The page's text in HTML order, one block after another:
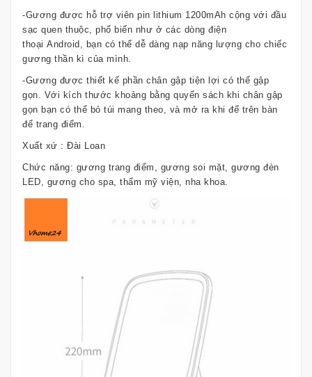
-Gương được hỗ trợ viên pin lithium 1200mAh cộng với đầu
sạc quen thuộc, phổ biến như ở các dòng điện
thoại Android, bạn có thể dễ dàng nạp năng lượng cho chiếc
gương thần kì của mình.
-Gương được thiết kế phần chân gập tiện lợi có thể gập
gọn. Với kích thước khoảng bằng quyển sách khi chân gập
gọn bạn có thể bỏ túi mang theo, và mở ra khi để trên bàn
để trang điểm.
Xuất xứ : Đài Loan
Chức năng: gương trang điểm, gương soi mặt, gương đèn
LED, gương cho spa, thẩm mỹ viện, nha khoa.